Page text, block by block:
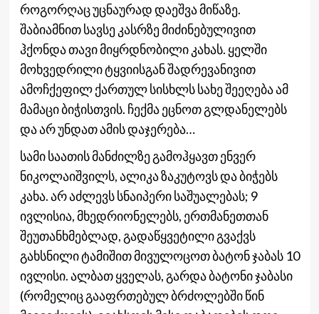
როგორღაც უცნაურად დაეშვა მიწაზე.
შაბიამნით სავსე კასრზე მიძინებულივით
ჰქონდა თავი მიყრდნობილი კახას. ყელში
მოხვედრილი ტყვიისგან შადრევანივით
ამოჩქეფილ ქართულ სისხლს სახე შეეღება ამ
მამაცი ბიჭისთვის. ჩექმა ეცნოთ გლდანელებს
და არ უნდათ ამის დაჯერება…
სამი საათის მანძილზე გამოჰყავთ ენვერ
ნიკოლაიშვილს, ალიკა ზაკუტოვს და ბიჭებს
კახა. არ აძლევს სნაიპერი საშუალებას; 9
ივლისია, მხედრიონელებს, ერთმანეთთან
შეუთანხმებლად, გადაწყვეტილი გვაქვს
გახსნილი ტამიშით მივულოცოთ ბატონ ჯაბას 10
ივლისი. ალბათ ყველას, გარდა ბატონი ჯაბასი
(რომელიც გააფრთებულ ბრძოლებში წინ